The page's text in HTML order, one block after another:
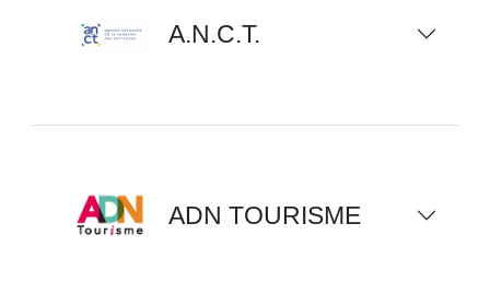
A.N.C.T.
ADN TOURISME